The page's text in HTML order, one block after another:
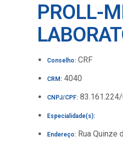
PROLL-
Conselho: CRF
CRM: 4040
CNPJ/CPF:
Especialidade(s):
Endereço: Rua Quinze